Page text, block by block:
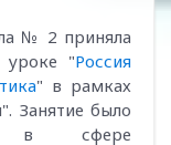
№ 2 приняла
уроке "Россия
" в рамках
Занятие было
в сфере